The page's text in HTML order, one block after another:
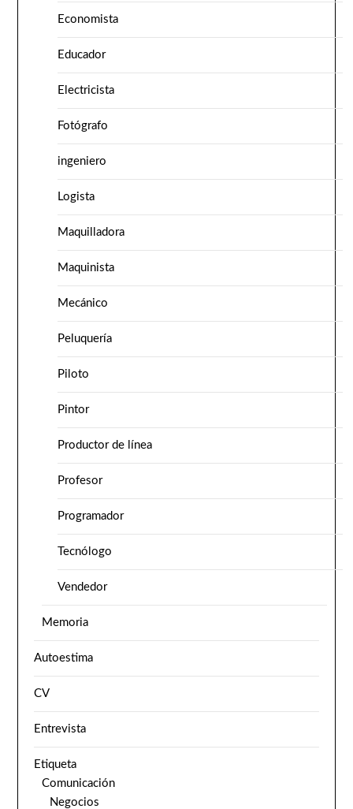
Economista
Educador
Electricista
Fotógrafo
ingeniero
Logista
Maquilladora
Maquinista
Mecánico
Peluquería
Piloto
Pintor
Productor de línea
Profesor
Programador
Tecnólogo
Vendedor
Memoria
Autoestima
CV
Entrevista
Etiqueta
Comunicación
Negocios